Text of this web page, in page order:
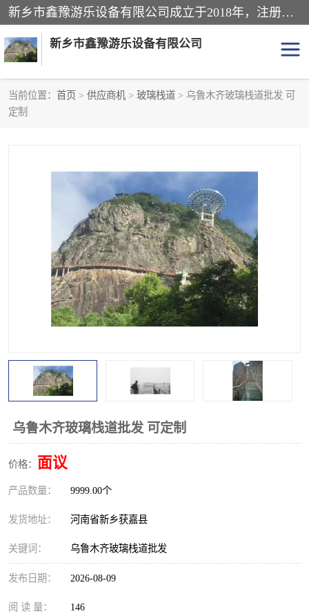
新乡市鑫豫游乐设备有限公司成立于2018年，注册地位于河南省。经营范围包括游乐设备、滑索、滑道、空中自行车、吊桥、拓展器材、攀岩器材、趣桥、悬崖秋千、网红桥、儿童乐园设备、水上乐园设备、丛林穿越设备、音乐呐喊设备、轨道滑车、栈道、玻璃滑道、观景平台、景观包装的设计、制造、销售、安装、维修，景区策划服务。
新乡市鑫豫游乐设备有限公司
当前位置： 首页 > 供应商机 > 玻璃栈道 > 乌鲁木齐玻璃栈道批发 可
定制
乌鲁木齐玻璃栈道批发 可定制
价格： 面议
产品数量： 9999.00个
发货地址： 河南省新乡获嘉县
关键词： 乌鲁木齐玻璃栈道批发
发布日期： 2026-08-09
阅 读 量： 146
游乐设备
水上乐园设备
攀岩器材
空中自行车
玻璃滑道
观景平台 网红桥
音乐呐喊设备 栈道
玻璃栈道